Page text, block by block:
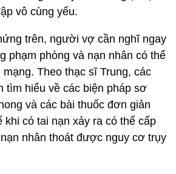
vô cùng yếu.
trên, người vợ cần nghĩ ngay
phạm phòng và nạn nhân có thể
Theo thạc sĩ Trung, các
tìm hiểu về các biện pháp sơ
và các bài thuốc đơn giản
có tai nạn xảy ra có thể cấp
nhân thoát được nguy cơ trụy